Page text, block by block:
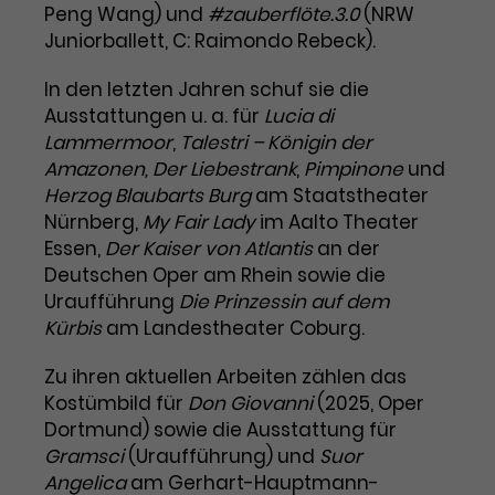
Benutzer*in wiedererkannt werden,
und es wird Zugang zu
geschützten Bereichen gewährt.
Name cookie_optin
Anbieter TYPO3
Laufzeit 1 Monat
Zweck
Enthält die gewählten Tracking-
Optin-Einstellungen.
Laufzeit 2 Jahre
Zweck
Dieses Cookie wird von Google
Analytics installiert. Das Cookie
wird verwendet, um
Besucher*innen-, Sitzungs- und
Kampagnendaten zu berechnen
und die Nutzung der Website für
den Analysebericht der Website zu
verfolgen. Die Cookies speichern
Informationen anonym und weisen
eine zufallsgenerierte Nummer zu,
um Besuche zu erkennen.
Name _gid
Anbieter Google Analytics
Marketing
Diese Gruppe beinhaltet alle Scripte, die es uns
Werbekampagnen zu analysieren und
Conversions zu messen. Außerdem helfen sie
uns dabei Werbeanzeigen und Inhalte besser auf
die Interessen unserer Nutzer abzustimmen.
Name
_gcl_au
Anbieter Google Ads
Laufzeit 3 Monate
Zweck
Wird von Google verwendet, um
messen und Conversions zu
speichern. Dieses Cookie hilft dabei
nachzuvollziehen, ob Nutzer über
Google-Anzeigen auf unsere
Website gelangt sind.
Cookie-Informationen
Peng Wang) und #zauberflöte.3.0(NRW
Juniorballett, C: Raimondo Rebeck).
In den letzten Jahren schuf sie die
Ausstattungen u. a. für Lucia di
Lammermoor, Talestri – Königin der
Amazonen, Der Liebestrank, Pimpinoneund
Herzog Blaubarts Burgam Staatstheater
Nürnberg, My Fair Ladyim Aalto Theater
Essen, Der Kaiser von Atlantisan der
Deutschen Oper am Rhein sowie die
Uraufführung Die Prinzessin auf dem
Kürbisam Landestheater Coburg.
Zu ihren aktuellen Arbeiten zählen das
Kostümbild für Don Giovanni(2025, Oper
Dortmund) sowie die Ausstattung für
Gramsci(Uraufführung) und Suor
Angelicaam Gerhart-Hauptmann-